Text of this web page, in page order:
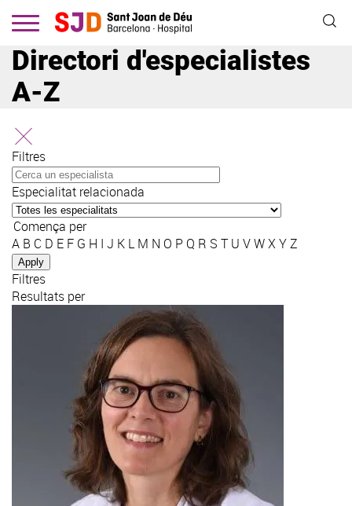
Directori d'especialistes
A-Z
Filtres
Especialitat relacionada
Comença per
A B C D E F G H I J K L M N O P Q R S T U VWXYZ
Filtres
Resultats per